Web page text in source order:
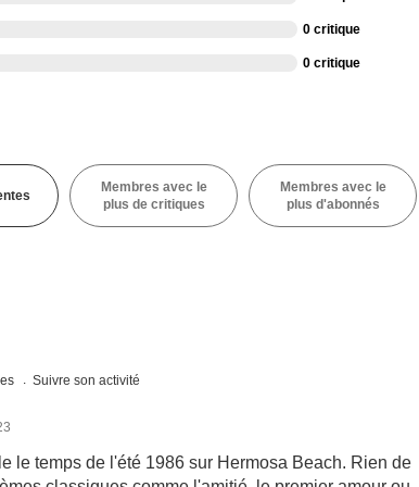
0 critique
0 critique
Membres avec le
plus de critiques
Membres avec le
plus d'abonnés
Suivre son activité
le temps de l'été 1986 sur Hermosa Beach. Rien de